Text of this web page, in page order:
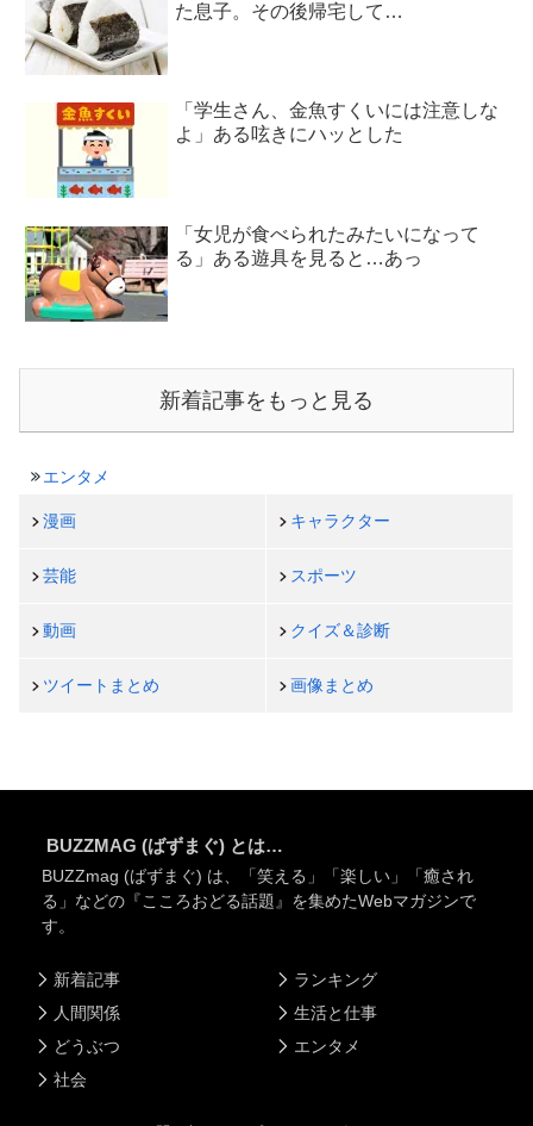
た息子。その後帰宅して…
「学生さん、金魚すくいには注意しな
よ」ある呟きにハッとした
「女児が食べられたみたいになって
る」ある遊具を見ると…あっ
新着記事をもっと見る
エンタメ
漫画 キャラクター
芸能 スポーツ
動画 クイズ＆診断
ツイートまとめ 画像まとめ
BUZZMAG (ばずまぐ) とは…
BUZZmag (ばずまぐ) は、「笑える」「楽しい」「癒され
る」などの『こころおどる話題』を集めたWebマガジンで
す。
新着記事
人間関係
どうぶつ
社会
ランキング
生活と仕事
エンタメ